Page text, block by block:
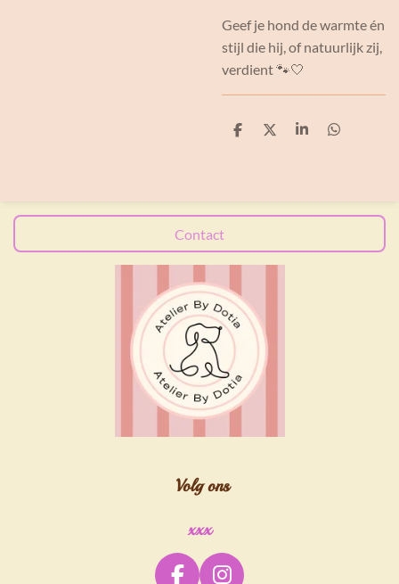
Geef je hond de warmte én
stijl die hij, of natuurlijk zij,
verdient 🐾🤍
D
D
S
D
Contact
Volg ons
xxx